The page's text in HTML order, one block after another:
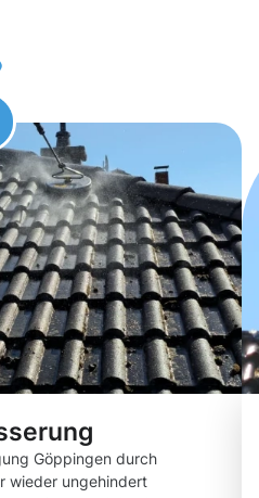
Göppingen durch
wieder ungehindert